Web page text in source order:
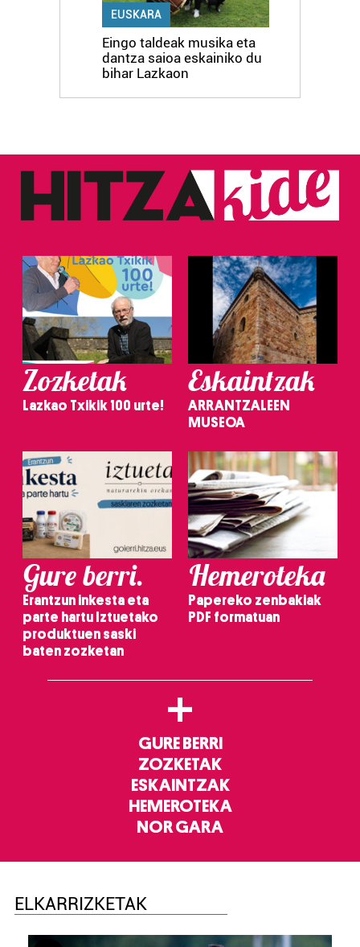
EUSKARA
Eingo taldeak musika eta
dantza saioa eskainiko du
bihar Lazkaon
Zozketak
Lazkao Txikik 100 urte!
Eskaintzak
ARRANTZALEEN
MUSEOA
Gure berri.
Erantzun inkesta eta
parte hartu Iztuetako
produktuen saski
baten zozketan
Hemeroteka
Papereko zenbakiak
PDF formatuan
+
GURE BERRI
ZOZKETAK
ESKAINTZAK
HEMEROTEKA
NOR GARA
ELKARRIZKETAK